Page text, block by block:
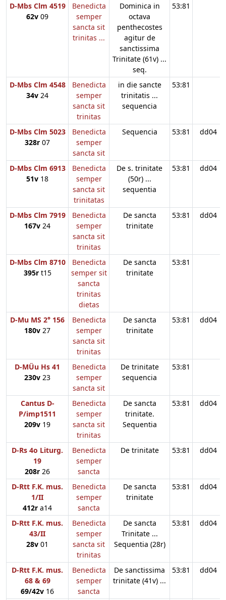
D-Mbs Clm 4519
62v 09
Benedicta
semper
sancta sit
trinitas ...
Dominica in
octava
penthecostes
agitur de
sanctissima
Trinitate (61v) ...
seq.
53:81
D-Mbs Clm 4548
34v 24
Benedicta
semper
sancta sit
trinitas
in die sancte
trinitatis ...
sequencia
53:81
D-Mbs Clm 5023
328r 07
Benedicta
semper
sancta sit
Sequencia 53:81 dd04
D-Mbs Clm 6913
51v 18
Benedicta
semper
sancta sit
trinitatas
De s. trinitate
(50r) ...
sequentia
53:81 dd04
D-Mbs Clm 7919
167v 24
Benedicta
semper
sancta sit
trinitas
De sancta
trinitate
53:81 dd04
D-Mbs Clm 8710
395rt15
Benedicta
semper sit
sancta
trinitas
dietas
De sancta
trinitate
53:81
D-Mu MS 2° 156
180v 27
Benedicta
semper
sancta sit
trinitas
De sancta
trinitate
53:81 dd04
D-MÜu Hs 41
230v 23
Benedicta
semper
sancta sit
De trinitate
sequencia
53:81
Cantus D-
P/imp1511
209v 19
Benedicta
semper
sancta sit
trinitas
De sancta
trinitate.
Sequentia
53:81 dd04
D-Rs 4o Liturg.
19
208r 26
Benedicta
semper
sancta
De trinitate 53:81 dd04
D-Rtt F.K. mus.
1/II
412r a14
Benedicta
semper
sancta
De sancta
trinitate
53:81 dd04
D-Rtt F.K. mus.
43/II
28v 01
Benedicta
semper
sancta sit
trinitas
De sancta
Trinitate ...
Sequentia (28r)
53:81 dd04
D-Rtt F.K. mus.
68 & 69
69/42v 16
Benedicta
semper
sancta
De sanctissima
trinitate (41v) ...
53:81 dd04